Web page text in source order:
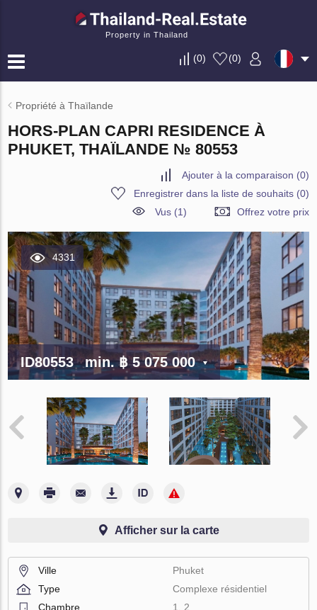
Property in Thailand
(0) (0)
Propriété à Thaïlande
HORS-PLAN CAPRI RESIDENCE À
PHUKET, THAÏLANDE № 80553
Ajouter à la comparaison (0)
Enregistrer dans la liste de souhaits(0)
Vus (1)
Offrez votre prix
4331
ID80553 min.฿ 5 075 000
Afficher sur la carte
Ville
Phuket
Type
Complexe résidentiel
Chambre
1, 2